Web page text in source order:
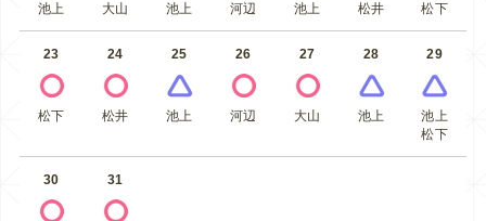
池上 大山 池上 河辺 池上 松井 松下
23
松下
24
松井
25
池上
26
河辺
27
大山
28
池上
29
池上
松下
30 31